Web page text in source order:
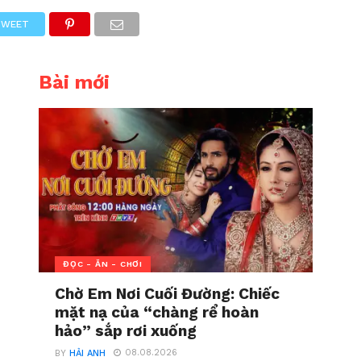
Bài mới
ĐỌC - ĂN - CHƠI
Chờ Em Nơi Cuối Đường: Chiếc
mặt nạ của “chàng rể hoàn
hảo” sắp rơi xuống
BYHẢI ANH 08.08.2026